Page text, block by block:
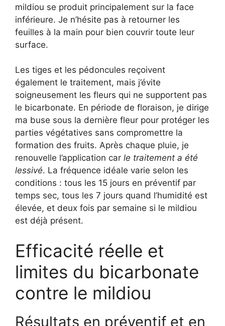
mildiou se produit principalement sur la face
inférieure. Je n’hésite pas à retourner les
feuilles à la main pour bien couvrir toute leur
surface.
Les tiges et les pédoncules reçoivent
également le traitement, mais j’évite
soigneusement les fleurs qui ne supportent pas
le bicarbonate. En période de floraison, je dirige
ma buse sous la dernière fleur pour protéger les
parties végétatives sans compromettre la
formation des fruits. Après chaque pluie, je
renouvelle l’application car le traitement a été
lessivé. La fréquence idéale varie selon les
conditions : tous les 15 jours en préventif par
temps sec, tous les 7 jours quand l’humidité est
élevée, et deux fois par semaine si le mildiou
est déjà présent.
Efficacité réelle et
limites du bicarbonate
contre le mildiou
Résultats en préventif et en